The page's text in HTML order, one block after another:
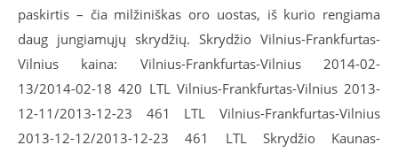
paskirtis – čia milžiniškas oro uostas, iš kurio rengiama
daug jungiamųjų skrydžių. Skrydžio Vilnius-Frankfurtas-
Vilnius kaina: Vilnius-Frankfurtas-Vilnius 2014-02-
13/2014-02-18 420 LTL Vilnius-Frankfurtas-Vilnius 2013-
12-11/2013-12-23 461 LTL Vilnius-Frankfurtas-Vilnius
2013-12-12/2013-12-23 461 LTL Skrydžio Kaunas-